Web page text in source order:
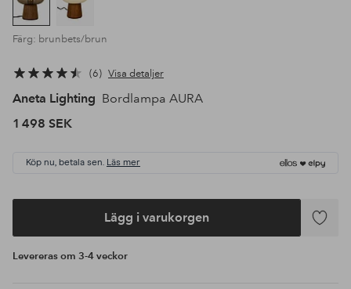
Färg: brunbets/brun
6 Visa detaljer
Aneta Lighting Bordlampa AURA
1 498 SEK
Köp nu, betala sen. Läs mer
Lägg i varukorgen
Lägg
Levereras om 3-4 veckor